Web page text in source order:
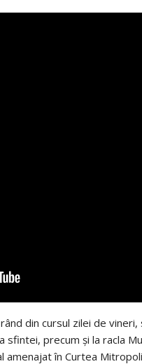
din cursul zilei de
sfintei, precum și la racla
amenajat în Curtea